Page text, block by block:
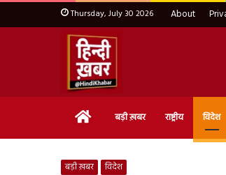
Thursday, July 30 2026 About
Home बड़ी ख़बर राष्ट्रीय विदेश
बड़ी ख़बर विदेश